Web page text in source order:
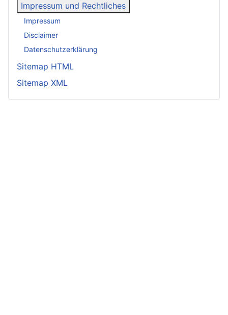
Impressum und Rechtliches
Impressum
Disclaimer
Datenschutzerklärung
Sitemap HTML
Sitemap XML